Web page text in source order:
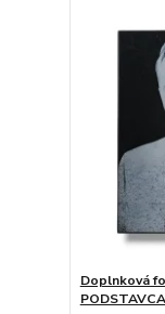
Doplnková
PODSTAVCA